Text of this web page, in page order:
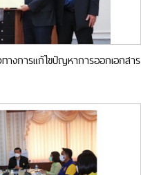
างการแก้ไขปัญหาการออกเอกสาร